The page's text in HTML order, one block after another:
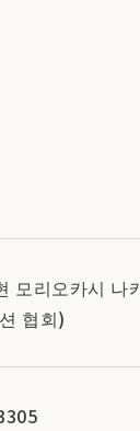
모리오카시 나
협회)